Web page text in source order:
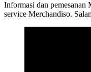
Informasi dan pemesanan
service Merchandiso.